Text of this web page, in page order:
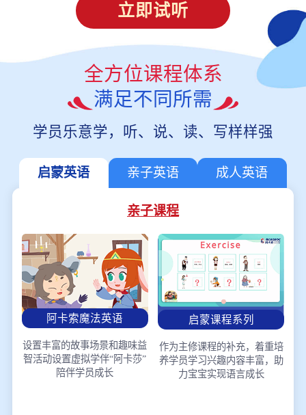
立即试听
全方位课程体系
满足不同所需
学员乐意学，听、说、读、写样样强
启蒙英语 亲子英语 成人英语
亲子课程
阿卡索魔法英语
设置丰富的故事场景和趣味益
智活动设置虚拟学伴“阿卡莎”
陪伴学员成长
启蒙课程系列
作为主修课程的补充，着重培
养学员学习兴趣内容丰富，助
力宝宝实现语言成长